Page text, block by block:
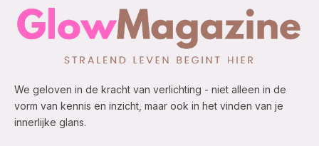
We geloven in de kracht van verlichting - niet alleen in de
vorm van kennis en inzicht, maar ook in het vinden van je
innerlijke glans.